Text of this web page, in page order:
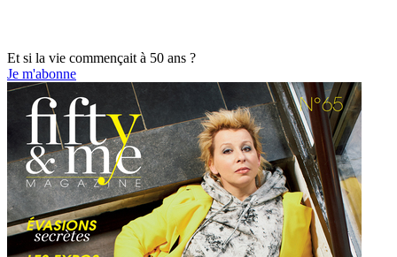
Et si la vie commençait à 50 ans ?
Je m'abonne